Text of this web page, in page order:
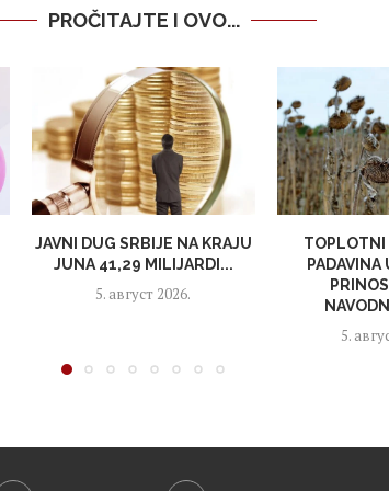
PROČITAJTE I OVO...
JAVNI DUG SRBIJE NA KRAJU
JUNA 41,29 MILIJARDI...
5. август 2026.
TOPLOTNI
PADAVINA
5.